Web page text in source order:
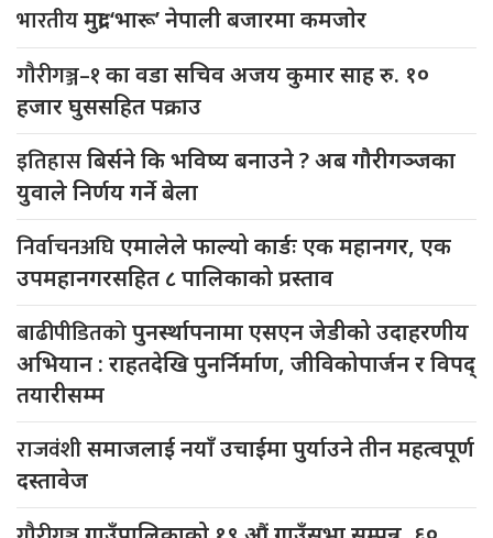
भारतीयमुद्रा ‘भारू’ नेपाली बजारमा कमजाेर
गौरीगञ्ज–१का वडा सचिव अजय कुमार साह रु. १०
हजार घुससहित पक्राउ
इतिहासबिर्सने कि भविष्य बनाउने ? अब गौरीगञ्जका
युवाले निर्णय गर्ने बेला
निर्वाचनअघिएमालेले फाल्यो कार्डः एक महानगर, एक
उपमहानगरसहित ८ पालिकाको प्रस्ताव
बाढीपीडितकोपुनर्स्थापनामा एसएन जेडीको उदाहरणीय
अभियान : राहतदेखि पुनर्निर्माण, जीविकोपार्जन र विपद्
तयारीसम्म
राजवंशीसमाजलाई नयाँ उचाईमा पुर्याउने तीन महत्वपूर्ण
दस्तावेज